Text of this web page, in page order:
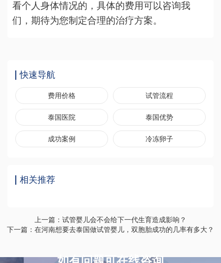
看个人身体情况的，具体的费用可以咨询我
们，期待为您制定合理的治疗方案。
快速导航
费用价格 试管流程
泰国医院 泰国优势
成功案例 冷冻卵子
相关推荐
上一篇：试管婴儿会不会给下一代生育造成影响？
下一篇：在河南想要去泰国做试管婴儿，双胞胎成功的几率有多大？